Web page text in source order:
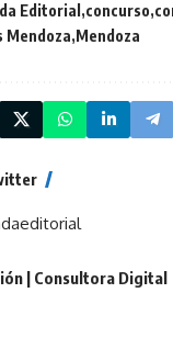
Editorial concurso
Mendoza Mendoza
| Consultora Digital